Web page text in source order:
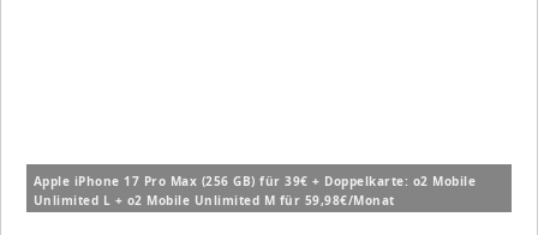
Apple iPhone 17 Pro Max (256 GB) für 39€ + Doppelkarte: o2 Mobile
Unlimited L + o2 Mobile Unlimited M für 59,98€/Monat